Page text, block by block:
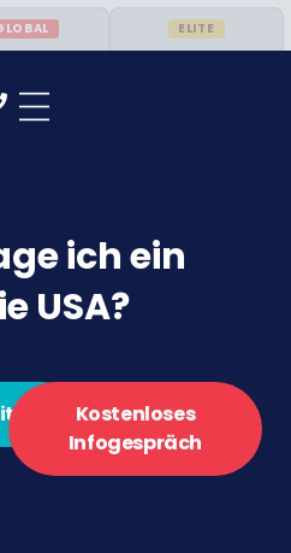
ELITE
ich ein
USA?
Kostenloses
Infogespräch